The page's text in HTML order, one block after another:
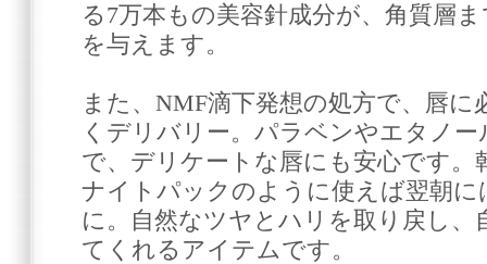
る7万本もの美容針成分が、角質層
を与えます。
また、NMF滴下発想の処方で、唇に
くデリバリー。パラベンやエタノ
で、デリケートな唇にも安心です。
ナイトパックのように使えば翌朝
に。自然なツヤとハリを取り戻し、
てくれるアイテムです。